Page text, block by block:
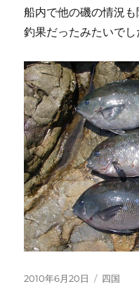
船内で他の磯の情況
釣果だったみたいでし
投
2010年6月20日
カ
四国